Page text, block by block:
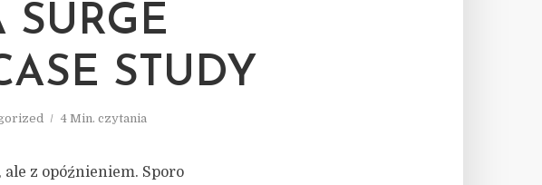
STUDY
4 Min. czytania
z opóźnieniem. Sporo